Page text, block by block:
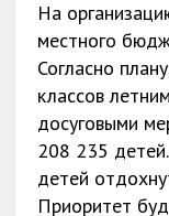
На
местного
Согласно
классов
досуговыми
208 235
детей
Приоритет